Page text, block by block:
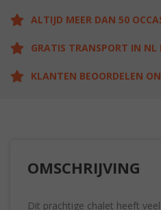
ALTIJD MEER DAN 50
GRATIS TRANSPORT IN NL
KLANTEN BEOORDELEN
OMSCHRIJVING
Dit prachtige chalet heeft